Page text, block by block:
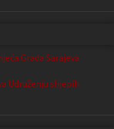
Grada Sarajeva
Udruženju slijepih